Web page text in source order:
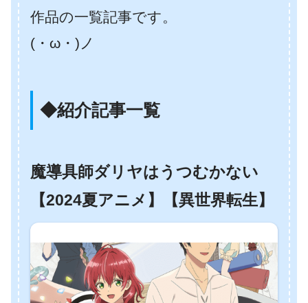
作品の一覧記事です。
(・ω・)ノ
◆紹介記事一覧
魔導具師ダリヤはうつむかない
【2024夏アニメ】【異世界転生】